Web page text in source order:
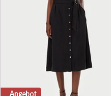
Angebot